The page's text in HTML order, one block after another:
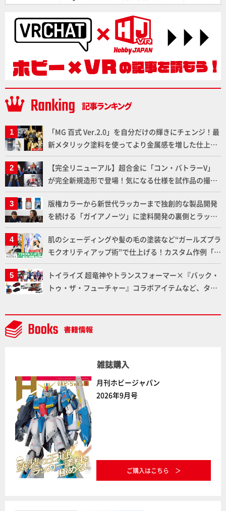
「MG 百式 Ver.2.0」を自分だけの輝きにチェンジ！最
新メタリック塗料を使ってより金属感を増した仕上が
りに!!【試し読み】
【完全リニューアル】超合金に「コン・バトラーV」
が完全新規造形で登場！気になる仕様を試作品の撮り
下ろしでご紹介!!さらに「大鉄人17」＆「ワンエイ
ト」セット情報もお届け！【超合金の魂】
版権カラーから新世代ラッカーまで独創的な製品開発
を続ける「ガイアノーツ」に塗料開発の裏側とラッカ
ー塗料の未来についてインタビュー！
肌のシェーディングや髪の毛の塗装など“ガールズプラ
モクオリティアップ術”で仕上げる！カスタム作例「白
騎士ソフィエラ」が完成！【「アルカナディアプラモ
デルコンテスト」～8月17日（月）11:59まで応募受付
中】
トイライズ 超竜神やトランスフォーマー×『バック・
トゥ・ザ・フューチャー』コラボアイテムなど、タカ
NEWITEM】
雑誌購入
月刊ホビージャパン
2026年9月号
ご購入はこちら